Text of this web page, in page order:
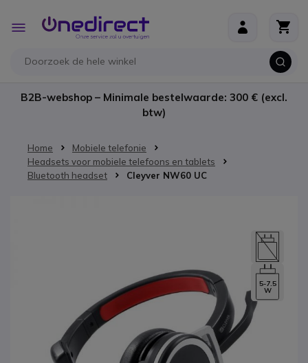
Toggle
Nav
B2B-webshop – Minimale bestelwaarde: 300 € (excl.
btw)
Home
Mobiele telefonie
Headsets voor mobiele telefoons en tablets
Bluetooth headset
Cleyver NW60 UC
5-7.5
W